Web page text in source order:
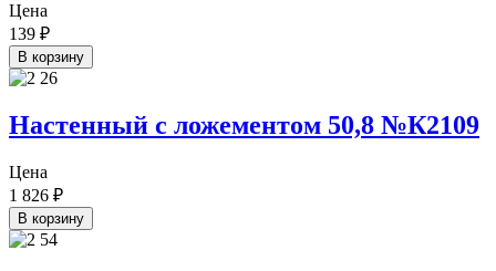
Цена
139 ₽
В корзину
Настенный с ложементом 50,8 №К2109
Цена
1 826 ₽
В корзину